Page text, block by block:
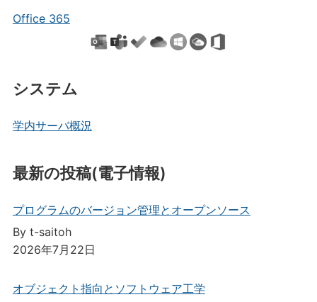
Office 365
システム
学内サーバ概況
最新の投稿(電子情報)
プログラムのバージョン管理とオープンソース
By t-saitoh
2026年7月22日
オブジェクト指向とソフトウェア工学